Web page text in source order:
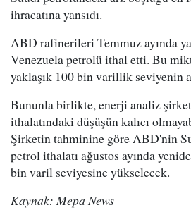
ihracatına yansıdı.
ABD rafinerileri Temmuz ayında
Venezuela petrolü ithal etti. Bu
yaklaşık 100 bin varillik seviyenin
Bununla birlikte, enerji analiz
ithalatındaki düşüşün kalıcı
Şirketin tahminine göre ABD'nin
petrol ithalatı ağustos ayında
bin varil seviyesine yükselecek.
Kaynak: Mepa News